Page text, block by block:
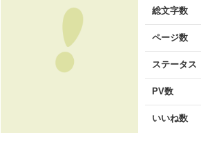
総文字数
ページ数
ステータス
PV数
いいね数